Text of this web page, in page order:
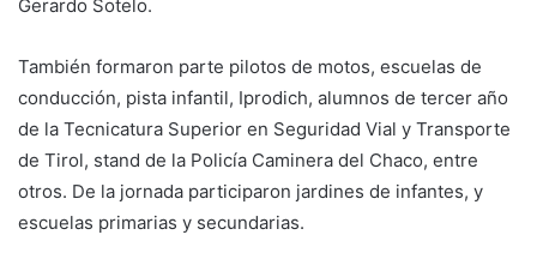
Gerardo Sotelo.
También formaron parte pilotos de motos, escuelas de
conducción, pista infantil, Iprodich, alumnos de tercer año
de la Tecnicatura Superior en Seguridad Vial y Transporte
de Tirol, stand de la Policía Caminera del Chaco, entre
otros. De la jornada participaron jardines de infantes, y
escuelas primarias y secundarias.